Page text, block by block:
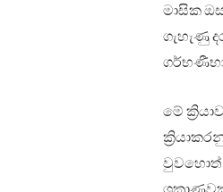
මාසික
ගැහැණු
මේ
වුවහොත්